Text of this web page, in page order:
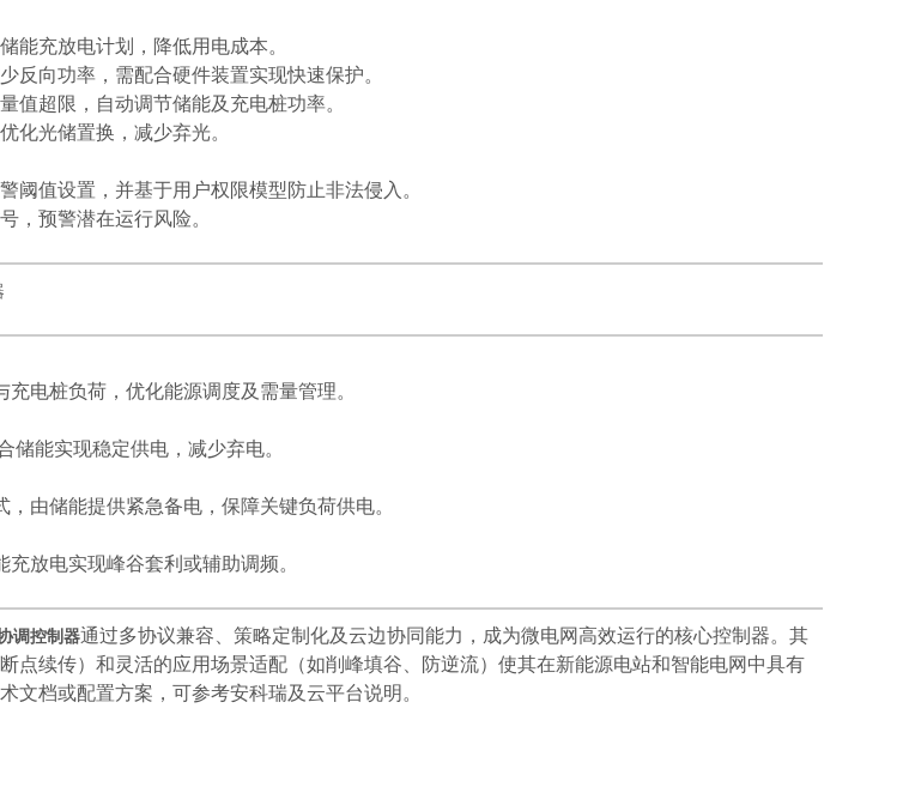
能充放电计划，降低用电成本。
反向功率，需配合硬件装置实现快速保护。
值超限，自动调节储能及充电桩功率。
化光储置换，减少弃光。
阈值设置，并基于用户权限模型防止非法侵入。
，预警潜在运行风险。
电桩负荷，优化能源调度及需量管理。
储能实现稳定供电，减少弃电。
由储能提供紧急备电，保障关键负荷供电。
放电实现峰谷套利或辅助调频。
调控制器通过多协议兼容、策略定制化及云边协同能力，成为微电网高效运行的核心控制器。其
点续传）和灵活的应用场景适配（如削峰填谷、防逆流）使其在新能源电站和智能电网中具有
文档或配置方案，可参考安科瑞及云平台说明。